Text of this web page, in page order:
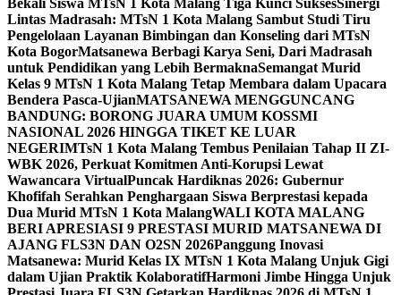
Bekali Siswa MTsN 1 Kota Malang Tiga Kunci SuksesSinergi
Lintas Madrasah: MTsN 1 Kota Malang Sambut Studi Tiru
Pengelolaan Layanan Bimbingan dan Konseling dari MTsN
Kota BogorMatsanewa Berbagi Karya Seni, Dari Madrasah
untuk Pendidikan yang Lebih BermaknaSemangat Murid
Kelas 9 MTsN 1 Kota Malang Tetap Membara dalam Upacara
Bendera Pasca-UjianMATSANEWA MENGGUNCANG
BANDUNG: BORONG JUARA UMUM KOSSMI
NASIONAL 2026 HINGGA TIKET KE LUAR
NEGERIMTsN 1 Kota Malang Tembus Penilaian Tahap II ZI-
WBK 2026, Perkuat Komitmen Anti-Korupsi Lewat
Wawancara VirtualPuncak Hardiknas 2026: Gubernur
Khofifah Serahkan Penghargaan Siswa Berprestasi kepada
Dua Murid MTsN 1 Kota MalangWALI KOTA MALANG
BERI APRESIASI 9 PRESTASI MURID MATSANEWA DI
AJANG FLS3N DAN O2SN 2026Panggung Inovasi
Matsanewa: Murid Kelas IX MTsN 1 Kota Malang Unjuk Gigi
dalam Ujian Praktik KolaboratifHarmoni Jimbe Hingga Unjuk